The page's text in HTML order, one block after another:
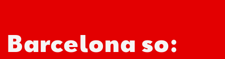
Zubehör
Barcelona so: